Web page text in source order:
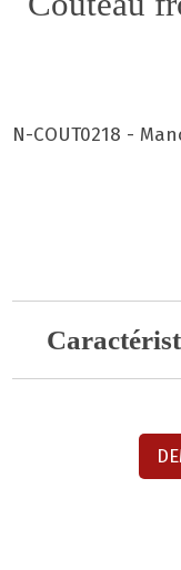
N-COUT0218 -